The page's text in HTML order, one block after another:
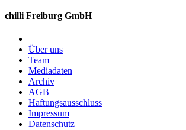
chilli Freiburg GmbH
Über uns
Team
Mediadaten
Archiv
AGB
Haftungsausschluss
Impressum
Datenschutz